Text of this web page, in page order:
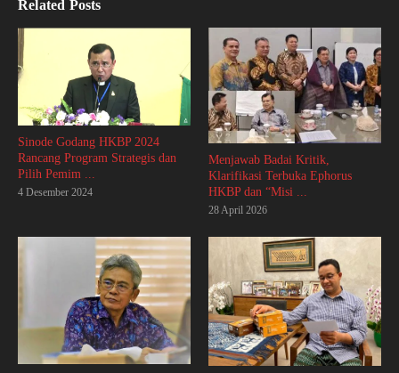
Related Posts
Sinode Godang HKBP 2024
Rancang Program Strategis dan
Pilih Pemim ...
4 Desember 2024
Menjawab Badai Kritik,
Klarifikasi Terbuka Ephorus
HKBP dan “Misi ...
28 April 2026